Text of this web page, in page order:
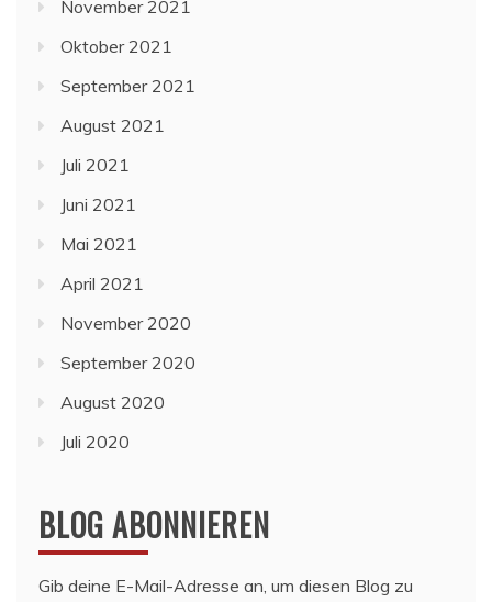
November 2021
Oktober 2021
September 2021
August 2021
Juli 2021
Juni 2021
Mai 2021
April 2021
November 2020
September 2020
August 2020
Juli 2020
BLOG ABONNIEREN
Gib deine E-Mail-Adresse an, um diesen Blog zu